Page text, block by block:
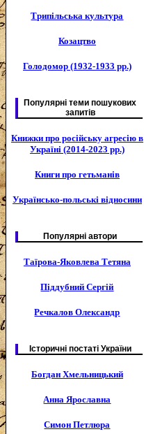
Трипільська культура
Козацтво
Голодомор (1932-1933 рр.)
Популярні теми пошукових
запитів
Книжки про російську агресію в
Україні (2014-2023 рр.)
Книги про гетьманів
Українсько-польські відносини
Популярні автори
Таїрова-Яковлева Тетяна
Піддубний Сергій
Речкалов Олександр
Історичні постаті України
Богдан Хмельницький
Анна Ярославна
Симон Петлюра